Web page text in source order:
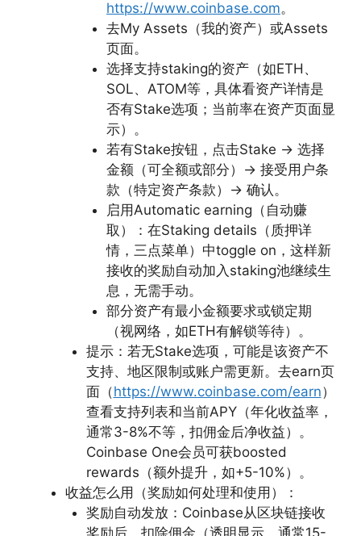
https://www.coinbase.com。
去My Assets（我的资产）或Assets
页面。
选择支持staking的资产（如ETH、
SOL、ATOM等，具体看资产详情是
否有Stake选项；当前率在资产页面显
示）。
若有Stake按钮，点击Stake → 选择
金额（可全额或部分）→ 接受用户条
款（特定资产条款）→ 确认。
启用Automatic earning（自动赚
取）：在Staking details（质押详
情，三点菜单）中toggle on，这样新
接收的奖励自动加入staking池继续生
息，无需手动。
部分资产有最小金额要求或锁定期
（视网络，如ETH有解锁等待）。
提示：若无Stake选项，可能是该资产不
支持、地区限制或账户需更新。去earn页
面（https://www.coinbase.com/earn）
查看支持列表和当前APY（年化收益率，
通常3-8%不等，扣佣金后净收益）。
Coinbase One会员可获boosted
rewards（额外提升，如+5-10%）。
收益怎么用（奖励如何处理和使用）：
奖励自动发放：Coinbase从区块链接收
奖励后，扣除佣金（透明显示，通常15-